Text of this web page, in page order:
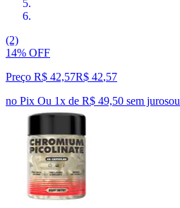
(2)
14% OFF
Preço R$ 42,57R$ 42,57
no Pix Ou 1x de R$ 49,50 sem jurosou